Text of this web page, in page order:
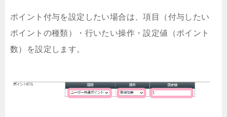
ポイント付与を設定したい場合は、項目（付与したい
ポイントの種類）・行いたい操作・設定値（ポイント
数）を設定します。